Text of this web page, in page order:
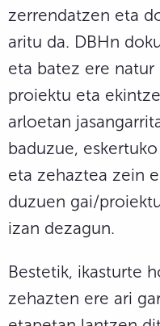
zerrendatzen eta
aritu da. DBHn
eta batez ere
proiektu eta
arloetan
baduzue,
eta zehaztea zein
duzuen gai/
izan dezagun.
Bestetik, ikasturte
zehazten ere ari